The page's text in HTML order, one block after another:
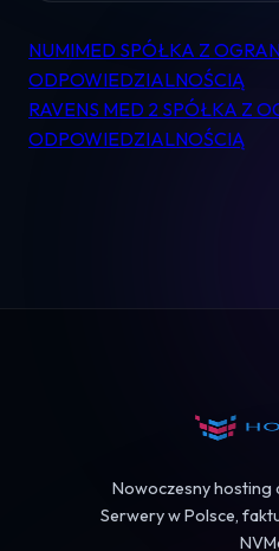
Nawigacja
wpisu
NUMIMED SPÓŁKA Z
ODPOWIEDZIALNOŚCIĄ
RAVENS MED 2 SPÓŁKA Z
ODPOWIEDZIALNOŚCIĄ
Nowoczesny hosting
Serwery w Polsce,